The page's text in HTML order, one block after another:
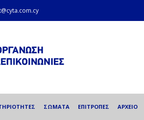
ΣΩΜΑΤΑ ΕΠΙΤΡΟΠΕΣ ΑΡΧΕΙΟ